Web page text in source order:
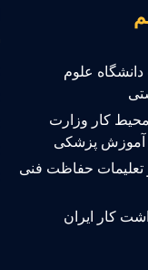
علوم
کار وزارت
آموزش پزشکی
تعلیمات حفاظت فنی
کار ایران